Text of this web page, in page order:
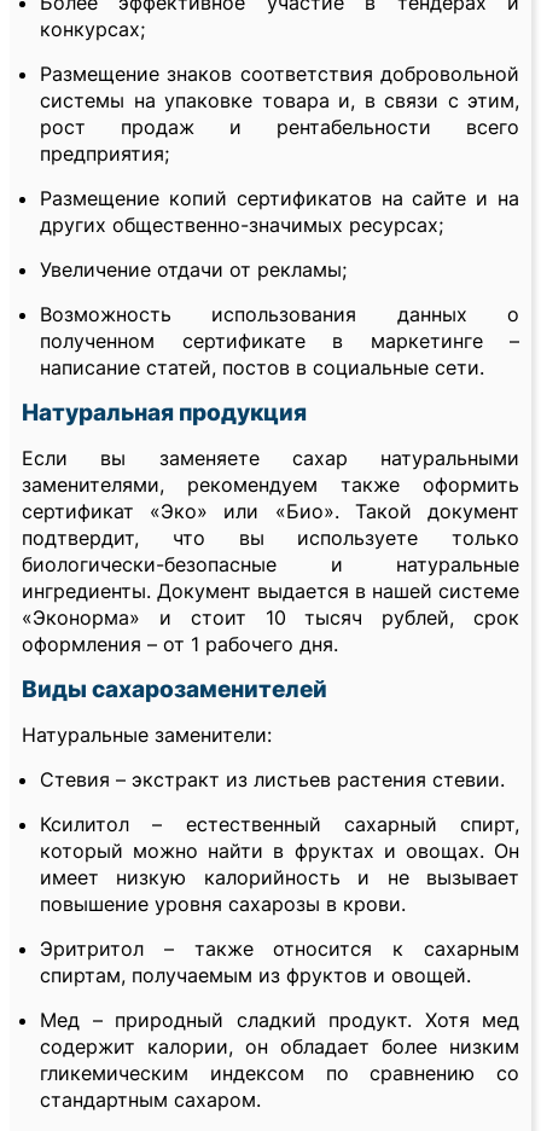
конкурсах;
Размещение знаков соответствия добровольной
системы на упаковке товара и, в связи с этим,
рост продаж и рентабельности всего
предприятия;
Размещение копий сертификатов на сайте и на
других общественно-значимых ресурсах;
Увеличение отдачи от рекламы;
Возможность использования данных о
полученном сертификате в маркетинге –
написание статей, постов в социальные сети.
Натуральная продукция
Если вы заменяете сахар натуральными
заменителями, рекомендуем также оформить
сертификат «Эко» или «Био». Такой документ
подтвердит, что вы используете только
биологически-безопасные и натуральные
ингредиенты. Документ выдается в нашей системе
«Эконорма» и стоит 10 тысяч рублей, срок
оформления – от 1 рабочего дня.
Виды сахарозаменителей
Натуральные заменители:
Стевия – экстракт из листьев растения стевии.
Ксилитол – естественный сахарный спирт,
который можно найти в фруктах и овощах. Он
имеет низкую калорийность и не вызывает
повышение уровня сахарозы в крови.
Эритритол – также относится к сахарным
спиртам, получаемым из фруктов и овощей.
Мед – природный сладкий продукт. Хотя мед
содержит калории, он обладает более низким
гликемическим индексом по сравнению со
стандартным сахаром.